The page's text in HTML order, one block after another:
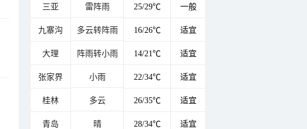
三亚 雷阵雨 25/29℃ 一般
九寨沟 多云转阵雨 16/26℃ 适宜
大理 阵雨转小雨 14/21℃ 适宜
张家界 小雨 22/34℃ 适宜
桂林 多云 26/35℃ 适宜
青岛 晴 28/34℃ 适宜